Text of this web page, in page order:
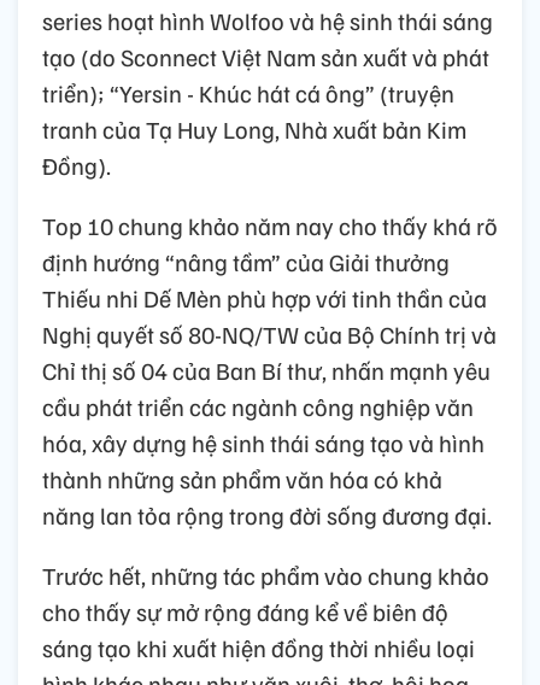
series hoạt hình Wolfoo và hệ sinh thái sáng
tạo (do Sconnect Việt Nam sản xuất và phát
triển); “Yersin - Khúc hát cá ông” (truyện
tranh của Tạ Huy Long, Nhà xuất bản Kim
Đồng).
Top 10 chung khảo năm nay cho thấy khá rõ
định hướng “nâng tầm” của Giải thưởng
Thiếu nhi Dế Mèn phù hợp với tinh thần của
Nghị quyết số 80-NQ/TW của Bộ Chính trị và
Chỉ thị số 04 của Ban Bí thư, nhấn mạnh yêu
cầu phát triển các ngành công nghiệp văn
hóa, xây dựng hệ sinh thái sáng tạo và hình
thành những sản phẩm văn hóa có khả
năng lan tỏa rộng trong đời sống đương đại.
Trước hết, những tác phẩm vào chung khảo
cho thấy sự mở rộng đáng kể về biên độ
sáng tạo khi xuất hiện đồng thời nhiều loại